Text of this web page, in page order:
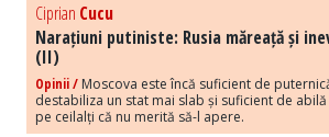
Ciprian Cucu
Narațiuni putiniste: Rusia măreață și
(II)
Opinii / Moscova este încă suficient de
destabiliza un stat mai slab și suficient de
pe ceilalți că nu merită să-l apere.